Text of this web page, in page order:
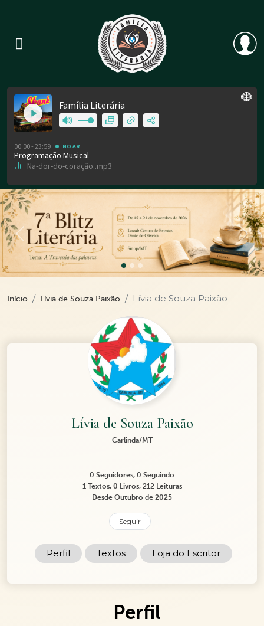
Previous
Início Lívia de Souza Paixão Lívia de Souza Paixão
Lívia de Souza Paixão
Carlinda/MT
0 Seguidores, 0 Seguindo
1 Textos, 0 Livros, 212 Leituras
Desde Outubro de 2025
Seguir
Perfil Textos Loja do Escritor
Perfil